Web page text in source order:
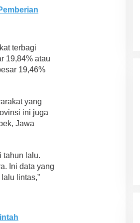
terbagi
19,84% atau
19,46%
yang
ini juga
Jawa
tahun lalu.
Ini data yang
lintas,”
HUGUA Berpeluang Besar,
Prediksi Pengamat Politik
Pilkada Sultra “Hanya
Ada Satu Putaran”
News, Politik |